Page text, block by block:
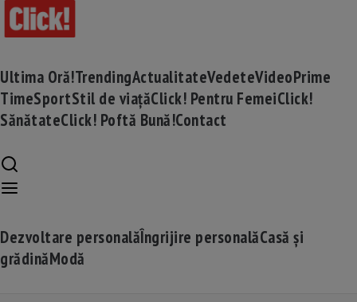
Ultima Oră!TrendingActualitateVedeteVideoPrime
TimeSportStil de viațăClick! Pentru FemeiClick!
SănătateClick! Poftă Bună!Contact
Dezvoltare personalăÎngrijire personalăCasă și
grădinăModă